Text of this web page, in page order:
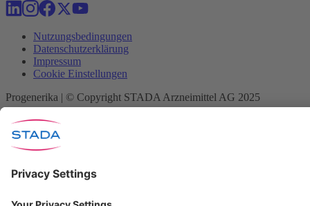
Nutzungsbedingungen
Datenschutzerklärung
Impressum
Cookie Einstellungen
Progenerika | © Copyright STADA Arzneimittel AG 2025